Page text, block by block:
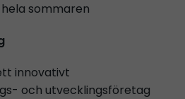
sommaren
innovativt
och utvecklingsföretag